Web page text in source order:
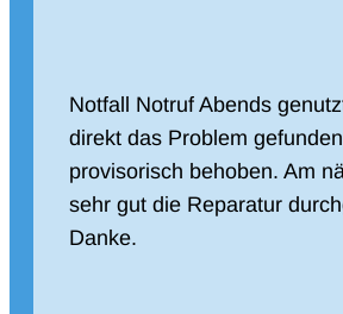
Notfall Notruf Abends
direkt das Problem
provisorisch behoben. Am
sehr gut die Reparatur
Danke.